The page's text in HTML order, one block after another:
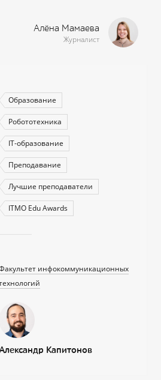
Алёна Мамаева
Журналист
Образование
Робототехника
IT-образование
Преподавание
Лучшие преподаватели
ITMO Edu Awards
инфокоммуникационных
Капитонов